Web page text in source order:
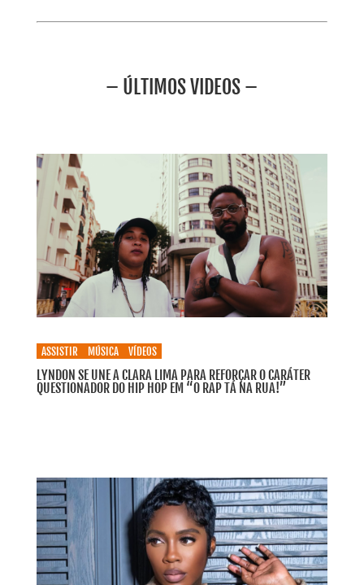
– ÚLTIMOS VIDEOS –
ASSISTIR MÚSICA VÍDEOS
LYNDON SE UNE A CLARA LIMA PARA REFORÇAR O CARÁTER
QUESTIONADOR DO HIP HOP EM “O RAP TÁ NA RUA!”